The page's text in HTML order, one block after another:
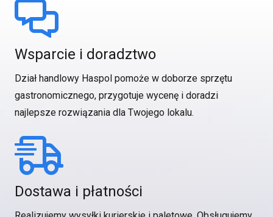
Wsparcie i doradztwo
Dział handlowy Haspol pomoże w doborze sprzętu
gastronomicznego, przygotuje wycenę i doradzi
najlepsze rozwiązania dla Twojego lokalu.
Dostawa i płatności